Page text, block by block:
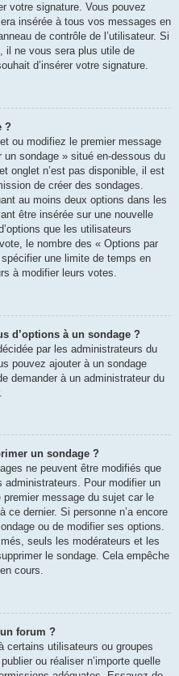
votre signature. Vous pouvez
insérée à tous vos messages en
de contrôle de l’utilisateur. Si
il ne vous sera plus utile de
d’insérer votre signature.
?
ou modifiez le premier message
un sondage » situé en-dessous du
onglet n’est pas disponible, il est
de créer des sondages.
au moins deux options dans les
être insérée sur une nouvelle
que les utilisateurs
le nombre des « Options par
une limite de temps en
à modifier leurs votes.
d’options à un sondage ?
par les administrateurs du
pouvez ajouter à un sondage
demander à un administrateur du
un sondage ?
ne peuvent être modifiés que
administrateurs. Pour modifier un
message du sujet car le
ce dernier. Si personne n’a encore
ou de modifier ses options.
seuls les modérateurs et les
le sondage. Cela empêche
cours.
forum ?
certains utilisateurs ou groupes
ou réaliser n’importe quelle